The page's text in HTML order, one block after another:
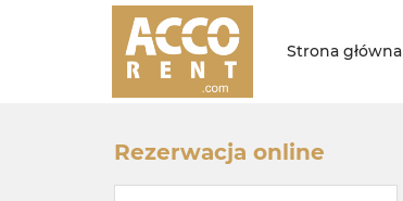
Strona główna
Rezerwacja online